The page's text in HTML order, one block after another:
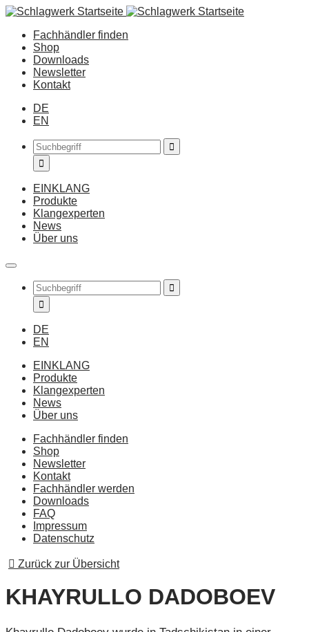
Fachhändler finden
Shop
Downloads
Newsletter
Kontakt
DE
EN
EINKLANG
Produkte
Klangexperten
News
Über uns
DE
EN
EINKLANG
Produkte
Klangexperten
News
Über uns
Fachhändler finden
Shop
Newsletter
Kontakt
Fachhändler werden
Downloads
FAQ
Impressum
Datenschutz
Zurück zur Übersicht
KHAYRULLO DADOBOEV